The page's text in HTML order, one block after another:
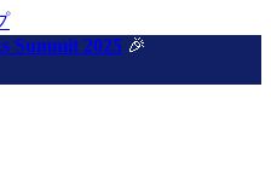
Summit 2025 🎉️